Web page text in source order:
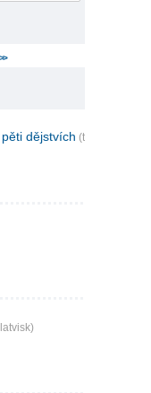
>>
dějstvích (tsjekkisk)